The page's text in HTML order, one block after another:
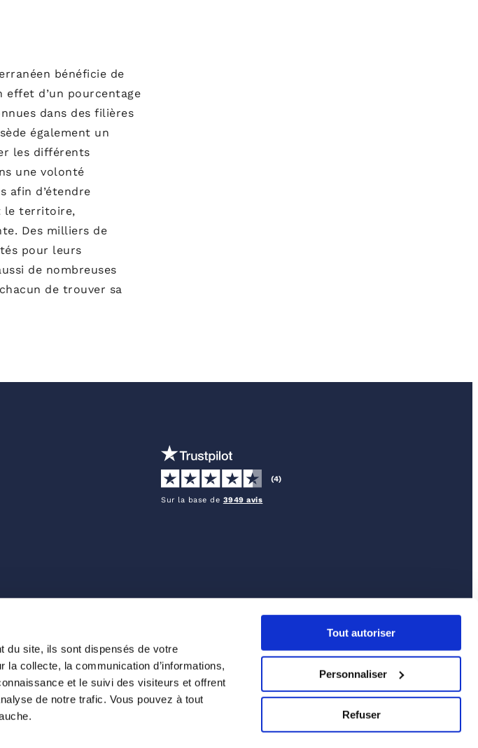
du site, ils sont dispensés de votre
la collecte, la communication d’informations,
et le suivi des visiteurs et offrent
de notre trafic. Vous pouvez à tout
Tout autoriser
Personnaliser
Refuser
bénéficie de
effet d’un pourcentage
dans des filières
également un
les différents
une volonté
afin d’étendre
le territoire,
Des milliers de
pour leurs
de nombreuses
chacun de trouver sa
(4)
Sur la base de 3949 avis
– MENTIONS LÉGALES